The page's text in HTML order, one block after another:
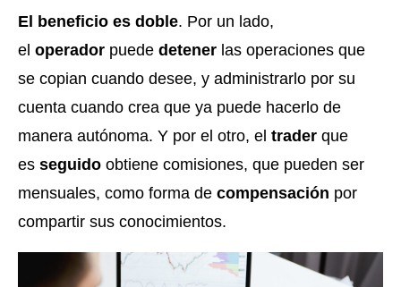
El beneficio es doble. Por un lado,
el operador puede detener las operaciones que
se copian cuando desee, y administrarlo por su
cuenta cuando crea que ya puede hacerlo de
manera autónoma. Y por el otro, el trader que
es seguido obtiene comisiones, que pueden ser
mensuales, como forma de compensación por
compartir sus conocimientos.